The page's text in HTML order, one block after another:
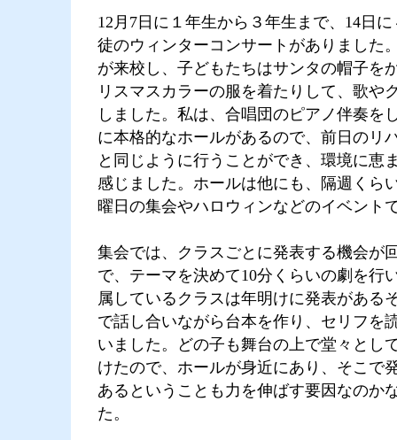
12月7日に１年生から３年生まで、14日
徒のウィンターコンサートがありました
が来校し、子どもたちはサンタの帽子を
リスマスカラーの服を着たりして、歌や
しました。私は、合唱団のピアノ伴奏を
に本格的なホールがあるので、前日のリ
と同じように行うことができ、環境に恵
感じました。ホールは他にも、隔週くら
曜日の集会やハロウィンなどのイベント
集会では、クラスごとに発表する機会が
で、テーマを決めて10分くらいの劇を行
属しているクラスは年明けに発表がある
で話し合いながら台本を作り、セリフを
いました。どの子も舞台の上で堂々とし
けたので、ホールが身近にあり、そこで
あるということも力を伸ばす要因なのか
た。